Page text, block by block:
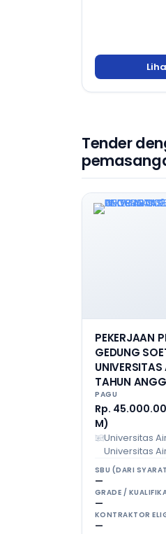
Tender
PEKERJAAN
GEDUNG
TAHUN
PAGU
Rp.
M)
Universitas
Universitas
SBU (DARI
—
GRADE /
—
KONTRAKTOR
—